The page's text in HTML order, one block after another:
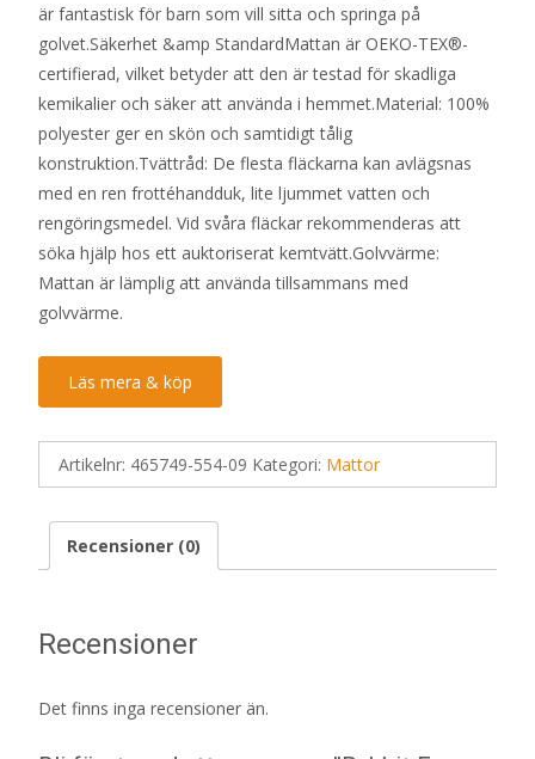
är fantastisk för barn som vill sitta och springa på
golvet.Säkerhet &amp StandardMattan är OEKO-TEX®-
certifierad, vilket betyder att den är testad för skadliga
kemikalier och säker att använda i hemmet.Material: 100%
polyester ger en skön och samtidigt tålig
konstruktion.Tvättråd: De flesta fläckarna kan avlägsnas
med en ren frottéhandduk, lite ljummet vatten och
rengöringsmedel. Vid svåra fläckar rekommenderas att
söka hjälp hos ett auktoriserat kemtvätt.Golvvärme:
Mattan är lämplig att använda tillsammans med
golvvärme.
Läs mera & köp
Artikelnr: 465749-554-09 Kategori: Mattor
Recensioner (0)
Recensioner
Det finns inga recensioner än.